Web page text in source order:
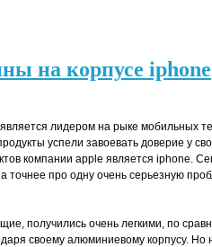
на корпусе iphone
лидером на рыке мобильных
успели завоевать доверие у
компании apple является iphone.
точнее про одну очень серьезную
получились очень легкими, по
своему алюминиевому корпусу. Но